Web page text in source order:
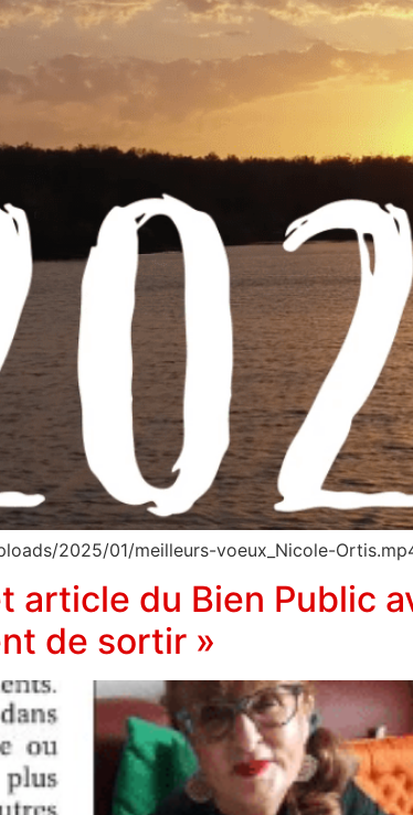
2025/01/meilleurs-voeux_Nicole-
article du Bien Public
de sortir »